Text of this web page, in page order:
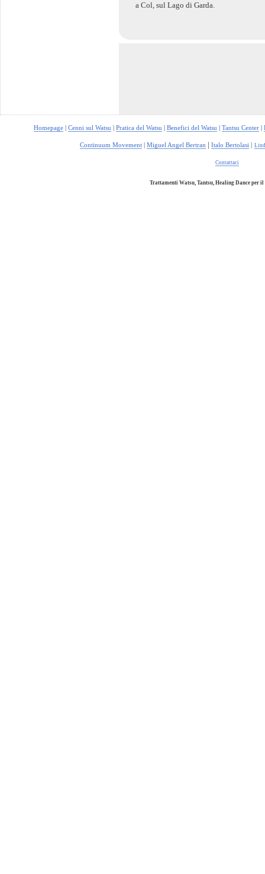
a Col, sul Lago di Garda.
Homepage| Cenni sul Watsu Pratica del Watsu Benefici del Watsu Tantsu Center|
Continuum Movement Miguel Angel Bertran | Italo Bertolasi
Contattaci
Trattamenti Watsu, Tantsu, Healing Dance per il